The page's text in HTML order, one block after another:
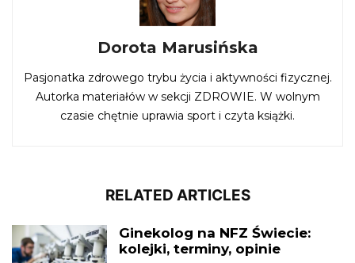
Dorota Marusińska
Pasjonatka zdrowego trybu życia i aktywności fizycznej.
Autorka materiałów w sekcji ZDROWIE. W wolnym
czasie chętnie uprawia sport i czyta książki.
RELATED ARTICLES
Ginekolog na NFZ Świecie:
kolejki, terminy, opinie